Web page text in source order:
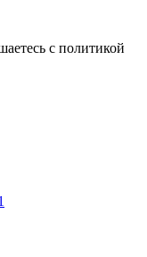
с политикой